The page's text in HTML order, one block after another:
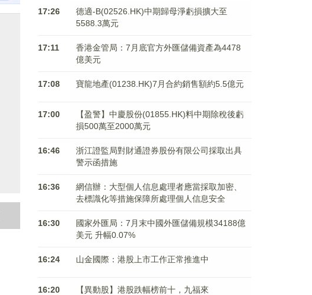
17:26
德適-B(02526.HK)中期歸母淨虧損擴大至
5588.3萬元
17:11
香港金管局：7月底官方外匯儲備資產為4478
億美元
17:08 寶龍地產(01238.HK)7月合約銷售額約5.5億元
17:00
【盈警】中慶股份(01855.HK)料中期除稅後虧
損500萬至2000萬元
16:46
浙江證監局對財通證券股份有限公司採取出具
警示函措施
16:36
網信辦：大型個人信息處理者應當採取加密、
去標識化等措施保障所處理個人信息安全
16:30
國家外匯局：7月末中國外匯儲備規模34188億
美元 升幅0.07%
16:24 山金國際：港股上市工作正常推進中
16:20
【異動股】港股跌幅榜前十，九福來